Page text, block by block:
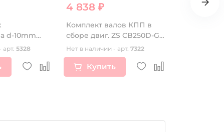
d-10mm
арт. 5328
4 838 ₽
Комплект валов КПП в
сборе двиг. ZS CB250D-G
(воздушный) OEM
Нет в наличии - арт. 7322
Купить
570 ₽